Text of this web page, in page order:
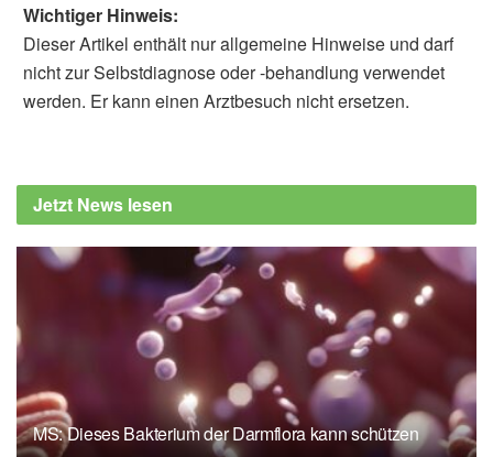
Wichtiger Hinweis:
Dieser Artikel enthält nur allgemeine Hinweise und darf
nicht zur Selbstdiagnose oder -behandlung verwendet
werden. Er kann einen Arztbesuch nicht ersetzen.
Jetzt News lesen
MS: Dieses Bakterium der Darmflora kann schützen